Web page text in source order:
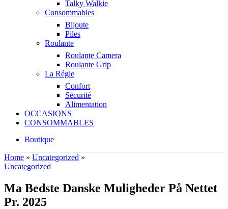
Talky Walkie
Consommables
Bijoute
Piles
Roulante
Roulante Camera
Roulante Grip
La Régie
Confort
Sécurité
Alimentation
OCCASIONS
CONSOMMABLES
Boutique
Home » Uncategorized »
Uncategorized
Ma Bedste Danske Muligheder På Nettet
Pr. 2025